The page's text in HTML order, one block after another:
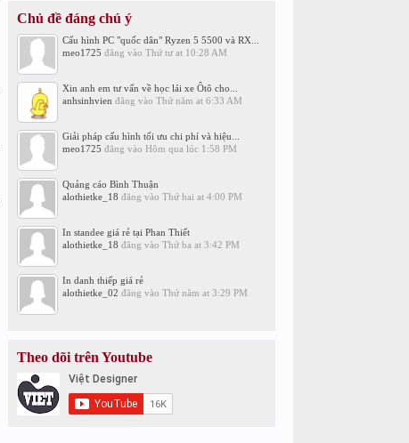
Chủ đề đáng chú ý
Cấu hình PC "quốc dân" Ryzen 5 5500 và RX...
meo1725 đăng vào Thứ tư at 10:28 AM
Xin anh em tư vấn về học lái xe Ôtô cho...
anhsinhvien đăng vào Thứ năm at 6:33 AM
Giải pháp cấu hình tối ưu chi phí và hiệu...
meo1725 đăng vào Hôm qua lúc 1:58 PM
Quảng cáo Bình Thuận
alothietke_18 đăng vào Thứ hai at 4:00 PM
In standee giá rẻ tại Phan Thiết
alothietke_18 đăng vào Thứ ba at 3:42 PM
In danh thiếp giá rẻ
alothietke_02 đăng vào Thứ năm at 3:29 PM
Theo dõi trên Youtube